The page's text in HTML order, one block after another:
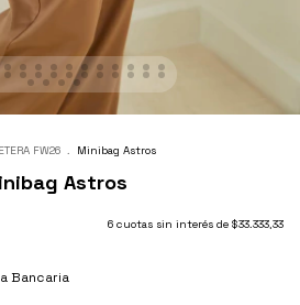
ETERA FW26 . Minibag Astros
Astros
6 cuotas sin interés de $33.333,33
Bancaria